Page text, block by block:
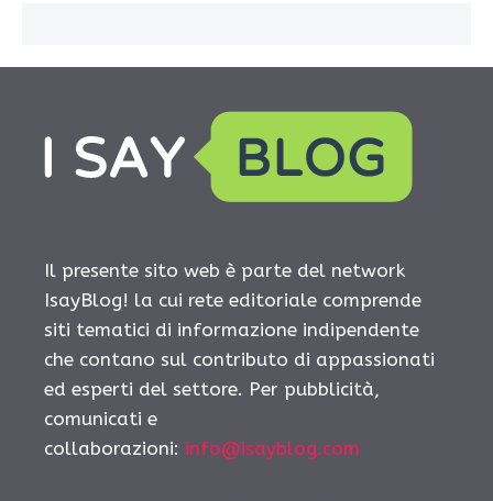
Il presente sito web è parte del network
IsayBlog! la cui rete editoriale comprende
siti tematici di informazione indipendente
che contano sul contributo di appassionati
ed esperti del settore. Per pubblicità,
comunicati e
collaborazioni: info@isayblog.com